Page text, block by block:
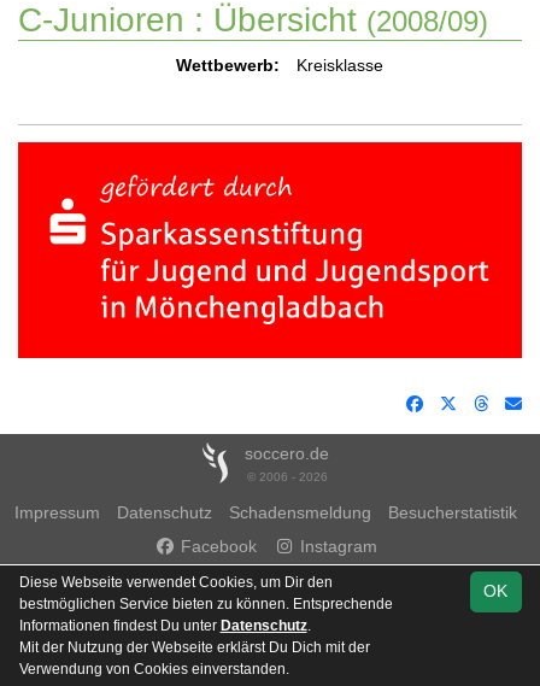
Team
C-Junioren : Übersicht (2008/09)
Wettbewerb: Kreisklasse
soccero.de
© 2006 - 2026
Impressum Datenschutz Schadensmeldung
Besucherstatistik
Facebook
Instagram
OK
Diese Webseite verwendet Cookies, um Dir den
bestmöglichen Service bieten zu können. Entsprechende
Informationen findest Du unter Datenschutz.
Mit der Nutzung der Webseite erklärst Du Dich mit der
Verwendung von Cookies einverstanden.